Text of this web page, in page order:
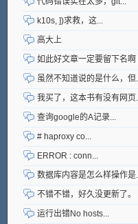
k10s, ])求救，这...
高大上
如此好文章一定要留下名啊
虽然不知道说的是什么，但...
我买了，这本书有没有网页...
查询google的A记录...
# haproxy co...
ERROR : conn...
数据库内容是怎么样操作是...
不错不错，好久没更新了。
运行出错No hosts...